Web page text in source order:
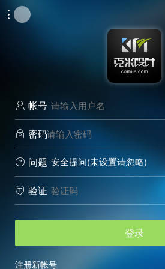

 帐号
 密码
 问题 安全提问(未设置请忽略)
 验证
登录
注册新帐号